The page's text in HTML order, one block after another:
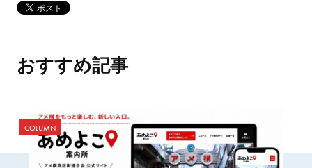
おすすめ記事
COLUMN